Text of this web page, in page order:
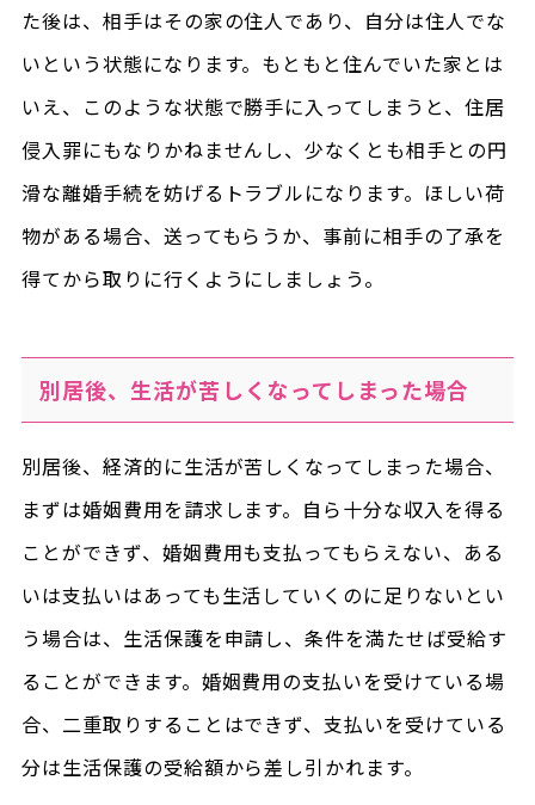
た後は、相手はその家の住人であり、自分は住人でな
いという状態になります。もともと住んでいた家とは
いえ、このような状態で勝手に入ってしまうと、住居
侵入罪にもなりかねませんし、少なくとも相手との円
滑な離婚手続を妨げるトラブルになります。ほしい荷
物がある場合、送ってもらうか、事前に相手の了承を
得てから取りに行くようにしましょう。
別居後、生活が苦しくなってしまった場合
別居後、経済的に生活が苦しくなってしまった場合、
まずは婚姻費用を請求します。自ら十分な収入を得る
ことができず、婚姻費用も支払ってもらえない、ある
いは支払いはあっても生活していくのに足りないとい
う場合は、生活保護を申請し、条件を満たせば受給す
ることができます。婚姻費用の支払いを受けている場
合、二重取りすることはできず、支払いを受けている
分は生活保護の受給額から差し引かれます。